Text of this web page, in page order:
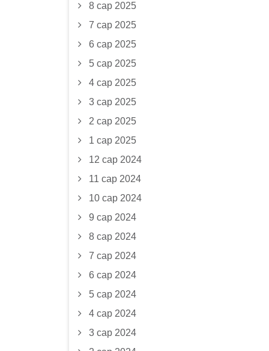
8 сар 2025
7 сар 2025
6 сар 2025
5 сар 2025
4 сар 2025
3 сар 2025
2 сар 2025
1 сар 2025
12 сар 2024
11 сар 2024
10 сар 2024
9 сар 2024
8 сар 2024
7 сар 2024
6 сар 2024
5 сар 2024
4 сар 2024
3 сар 2024